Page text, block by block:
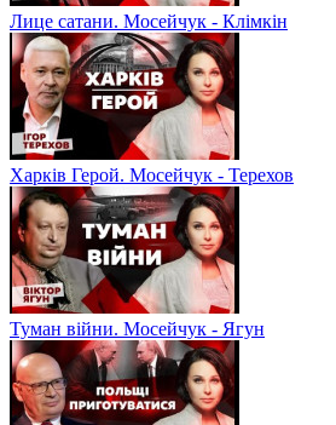
Лице сатани. Мосейчук - Клімкін
Харків Герой. Мосейчук - Терехов
Туман війни. Мосейчук - Ягун